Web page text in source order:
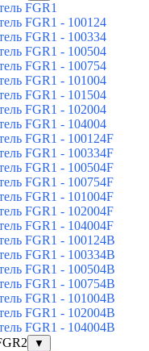
FGR1
FGR1 - 100124
FGR1 - 100334
FGR1 - 100504
FGR1 - 100754
FGR1 - 101004
FGR1 - 101504
FGR1 - 102004
FGR1 - 104004
FGR1 - 100124F
FGR1 - 100334F
FGR1 - 100504F
FGR1 - 100754F
FGR1 - 101004F
FGR1 - 102004F
FGR1 - 104004F
FGR1 - 100124B
FGR1 - 100334B
FGR1 - 100504B
FGR1 - 100754B
FGR1 - 101004B
FGR1 - 102004B
FGR1 - 104004B
▼